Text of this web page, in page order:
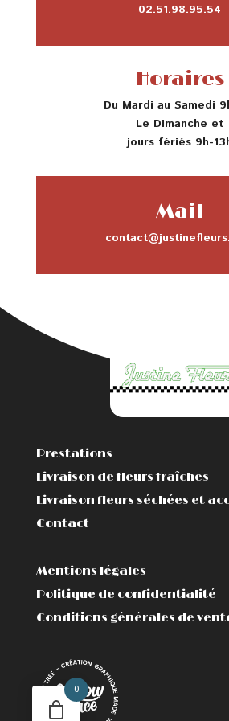
02.51.98.95.54
Horaires
Du Mardi au Samedi
Le Dimanche et
jours fériés 9h-
Mail
Prestations
Livraison de fleurs fraîches
Livraison fleurs séchées et
Contact
Mentions légales
Politique de confidentialité
Conditions générales de
0